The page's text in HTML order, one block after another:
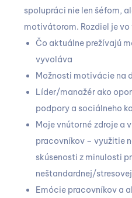
spolupráci nie len šéfom,
motivátorom. Rozdiel je vo
Čo aktuálne prežívajú
vyvoláva
Možnosti motivácie na
Líder/manažér ako
podpory a sociálneho
Moje vnútorné zdroje a
pracovníkov – využitie
skúsenosti z minulosti
neštandardnej/
Emócie pracovníkov a